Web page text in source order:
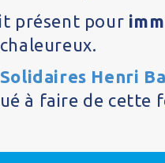
présent pour
Henri
à faire de cette